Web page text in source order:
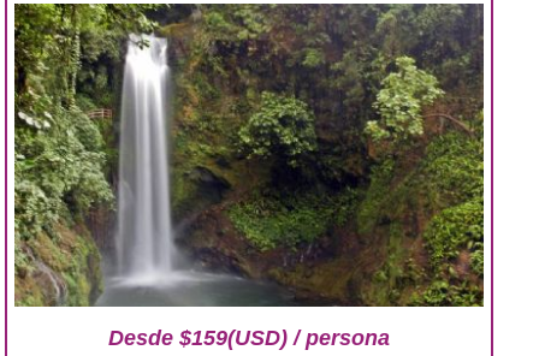
Desde $159(USD) / persona